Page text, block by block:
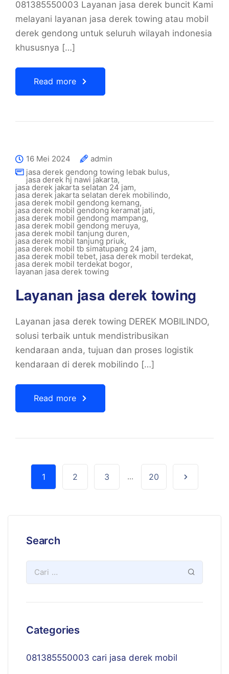
081385550003 Layanan jasa derek buncit Kami
melayani layanan jasa derek towing atau mobil
derek gendong untuk seluruh wilayah indonesia
khususnya […]
Read more
16 Mei 2024
admin
jasa derek gendong towing lebak bulus,
jasa derek hj nawi jakarta,
jasa derek jakarta selatan 24 jam,
jasa derek jakarta selatan derek mobilindo,
jasa derek mobil gendong kemang,
jasa derek mobil gendong keramat jati,
jasa derek mobil gendong mampang,
jasa derek mobil gendong meruya,
jasa derek mobil tanjung duren,
jasa derek mobil tanjung priuk,
jasa derek mobil tb simatupang 24 jam,
jasa derek mobil tebet, jasa derek mobil terdekat,
jasa derek mobil terdekat bogor,
layanan jasa derek towing
Layanan jasa derek towing
Layanan jasa derek towing DEREK MOBILINDO,
solusi terbaik untuk mendistribusikan
kendaraan anda, tujuan dan proses logistik
kendaraan di derek mobilindo […]
Read more
1 2 3 ... 20
Search
Categories
081385550003 cari jasa derek mobil